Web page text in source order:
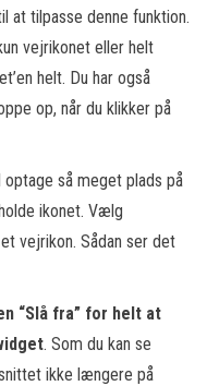
at tilpasse denne funktion.
vejrikonet eller helt
helt. Du har også
op, når du klikker på
så meget plads på
ikonet. Vælg
vejrikon. Sådan ser det
“Slå fra” for helt at
. Som du kan se
ikke længere på